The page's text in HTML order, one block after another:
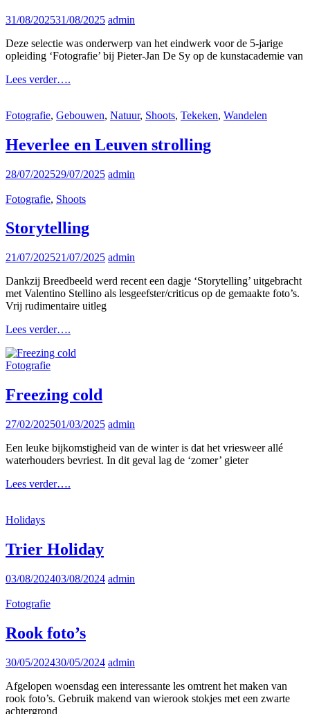
Posted
31/08/202531/08/2025 admin
Deze selectie was onderwerp van het eindwerk voor de 5-jarige
opleiding ‘Fotografie’ bij Pieter-Jan De Sy op de kunstacademie van
Lees verder….
huis
de
laatste
langs
Maas.
Cat
Fotografie, Gebouwen, Natuur, Shoots, Tekeken, Wandelen
Heverlee en Leuven strolling
Posted
28/07/202529/07/2025 admin
Cat
Fotografie, Shoots
Storytelling
Posted
21/07/202521/07/2025 admin
Dankzij Breedbeeld werd recent een dagje ‘Storytelling’ uitgebracht
met Valentino Stellino als lesgeefster/criticus op de gemaakte foto’s.
Vrij rudimentaire uitleg
Lees verder….
Cat
Fotografie
Freezing cold
Posted
27/02/202501/03/2025 admin
Een leuke bijkomstigheid van de winter is dat het vriesweer allé
waterhouders bevriest. In dit geval lag de ‘zomer’ gieter
Lees verder….
Cat
Holidays
Trier Holiday
Posted
03/08/202403/08/2024 admin
Cat
Fotografie
Rook foto’s
Posted
30/05/202430/05/2024 admin
Afgelopen woensdag een interessante les omtrent het maken van
rook foto’s. Gebruik makend van wierook stokjes met een zwarte
achtergrond